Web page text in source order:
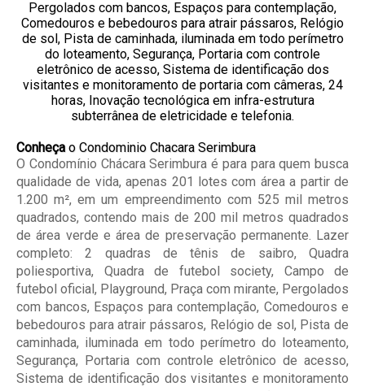
Conheçao Condominio Chacara Serimbura
O Condomínio Chácara Serimbura é para para quem busca
qualidade de vida, apenas 201 lotes com área a partir de
1.200 m², em um empreendimento com 525 mil metros
quadrados, contendo mais de 200 mil metros quadrados
de área verde e área de preservação permanente. Lazer
completo: 2 quadras de tênis de saibro, Quadra
poliesportiva, Quadra de futebol society, Campo de
futebol oficial, Playground, Praça com mirante, Pergolados
com bancos, Espaços para contemplação, Comedouros e
bebedouros para atrair pássaros, Relógio de sol, Pista de
caminhada, iluminada em todo perímetro do loteamento,
Segurança, Portaria com controle eletrônico de acesso,
Sistema de identificação dos visitantes e monitoramento